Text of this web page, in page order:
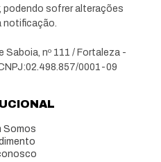
podendo sofrer alterações
notificação.
Saboia, nº 111 / Fortaleza -
0001-09
Somos